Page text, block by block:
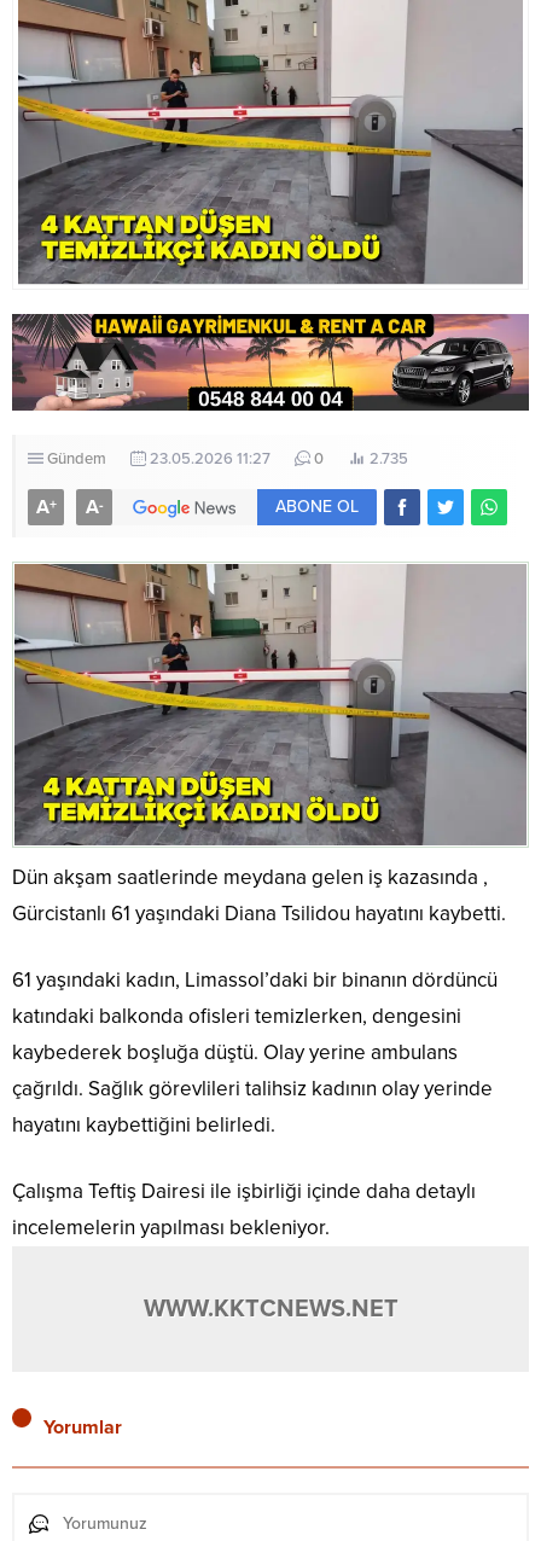
Gündem 23.05.2026 11:27 0 2.735
A+ A- ABONE OL
Dün akşam saatlerinde meydana gelen iş kazasında ,
Gürcistanlı 61 yaşındaki Diana Tsilidou hayatını kaybetti.
61 yaşındaki kadın, Limassol’daki bir binanın dördüncü
katındaki balkonda ofisleri temizlerken, dengesini
kaybederek boşluğa düştü. Olay yerine ambulans
çağrıldı. Sağlık görevlileri talihsiz kadının olay yerinde
hayatını kaybettiğini belirledi.
Çalışma Teftiş Dairesi ile işbirliği içinde daha detaylı
incelemelerin yapılması bekleniyor.
WWW.KKTCNEWS.NET
Yorumlar